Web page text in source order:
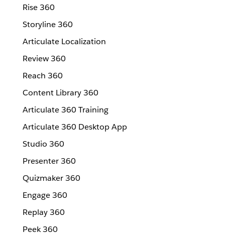
Rise 360
Storyline 360
Articulate Localization
Review 360
Reach 360
Content Library 360
Articulate 360 Training
Articulate 360 Desktop App
Studio 360
Presenter 360
Quizmaker 360
Engage 360
Replay 360
Peek 360